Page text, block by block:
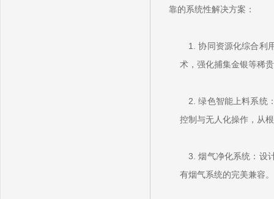
靠的系统性解决方案：
1. 协同资源化综合利
术，强化捕集金银等稀
2. 绿色智能上料系统
控制与无人化操作，从
3. 烟气净化系统：设
有烟气系统的完美兼容。